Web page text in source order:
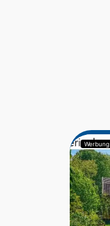
Werbung